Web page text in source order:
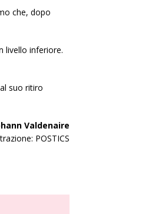
che, dopo
livello inferiore.
suo ritiro
Valdenaire
POSTICS